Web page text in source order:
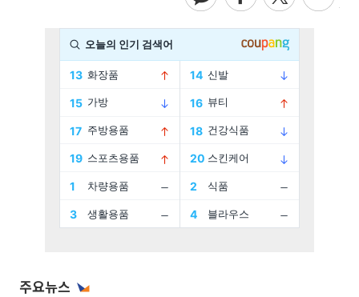
주요뉴스